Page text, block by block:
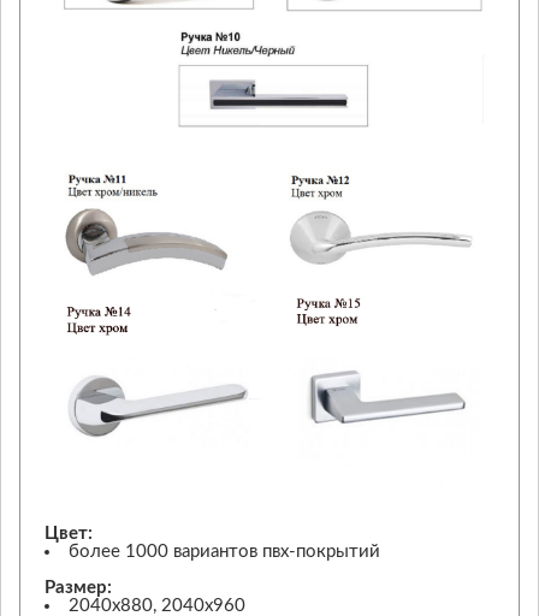
Цвет:
более 1000 вариантов пвх-покрытий
Размер:
2040х880, 2040х960